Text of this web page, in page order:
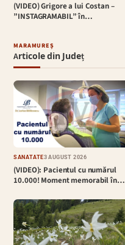
(VIDEO) Grigore a lui Costan –
”INSTAGRAMABIL” în…
MARAMUREȘ
Articole din Județ
SĂNĂTATE3 AUGUST 2026
(VIDEO): Pacientul cu numărul
10.000! Moment memorabil în…